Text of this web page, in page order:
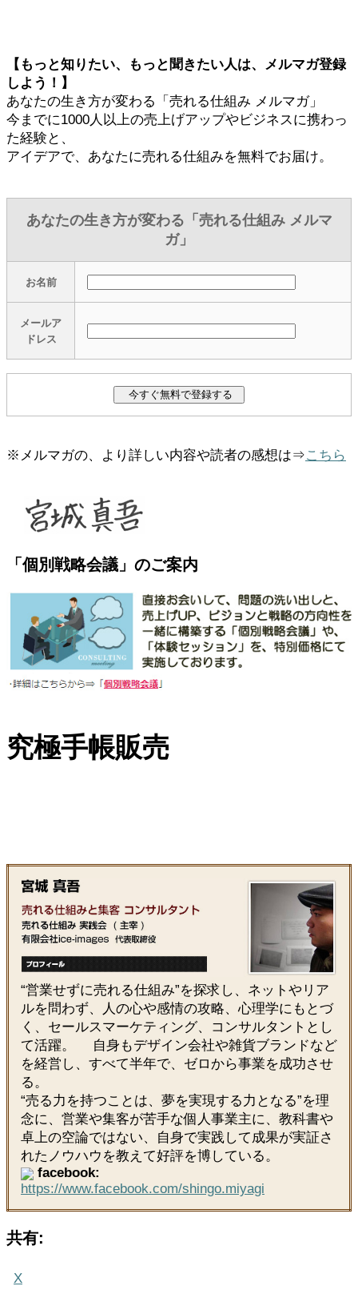
【もっと知りたい、もっと聞きたい人は、メルマガ登録
しよう！】
あなたの生き方が変わる「売れる仕組み メルマガ」
今までに1000人以上の売上げアップやビジネスに携わっ
た経験と、
アイデアで、あなたに売れる仕組みを無料でお届け。
あなたの生き方が変わる「売れる仕組み メルマ
ガ」
お名前
メールア
ドレス
※メルマガの、より詳しい内容や読者の感想は⇒こちら
「個別戦略会議」のご案内
究極手帳販売
“営業せずに売れる仕組み”を探求し、ネットやリア
ルを問わず、人の心や感情の攻略、心理学にもとづ
く、セールスマーケティング、コンサルタントとし
て活躍。 自身もデザイン会社や雑貨ブランドなど
を経営し、すべて半年で、ゼロから事業を成功させ
る。
“売る力を持つことは、夢を実現する力となる”を理
念に、営業や集客が苦手な個人事業主に、教科書や
卓上の空論ではない、自身で実践して成果が実証さ
れたノウハウを教えて好評を博している。
facebook:
https://www.facebook.com/shingo.miyagi
共有:
X